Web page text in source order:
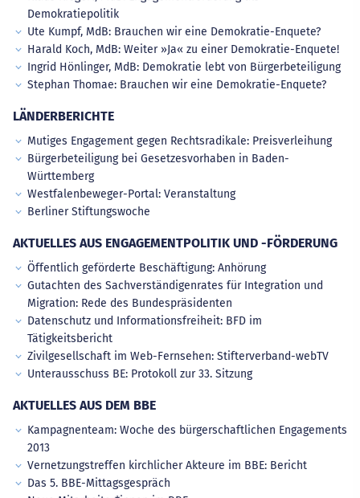
Demokratiepolitik
Ute Kumpf, MdB: Brauchen wir eine Demokratie-Enquete?
Harald Koch, MdB: Weiter »Ja« zu einer Demokratie-Enquete!
Ingrid Hönlinger, MdB: Demokratie lebt von Bürgerbeteiligung
Stephan Thomae: Brauchen wir eine Demokratie-Enquete?
LÄNDERBERICHTE
Mutiges Engagement gegen Rechtsradikale: Preisverleihung
Bürgerbeteiligung bei Gesetzesvorhaben in Baden-
Württemberg
Westfalenbeweger-Portal: Veranstaltung
Berliner Stiftungswoche
AKTUELLES AUS ENGAGEMENTPOLITIK UND -FÖRDERUNG
Öffentlich geförderte Beschäftigung: Anhörung
Gutachten des Sachverständigenrates für Integration und
Migration: Rede des Bundespräsidenten
Datenschutz und Informationsfreiheit: BFD im
Tätigkeitsbericht
Zivilgesellschaft im Web-Fernsehen: Stifterverband-webTV
Unterausschuss BE: Protokoll zur 33. Sitzung
AKTUELLES AUS DEM BBE
Kampagnenteam: Woche des bürgerschaftlichen Engagements
2013
Vernetzungstreffen kirchlicher Akteure im BBE: Bericht
Das 5. BBE-Mittagsgespräch